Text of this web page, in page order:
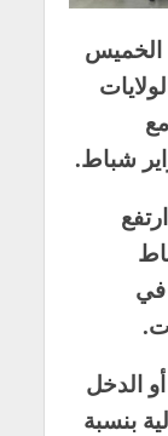
الخميس
شباط.
في
الدخل
بنسبة